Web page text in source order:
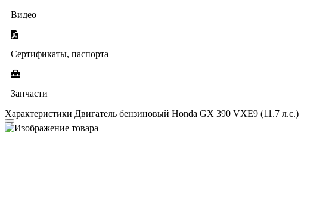
Видео
Сертификаты, паспорта
Запчасти
Характеристики Двигатель бензиновый Honda GX 390 VXE9 (11.7 л.с.)